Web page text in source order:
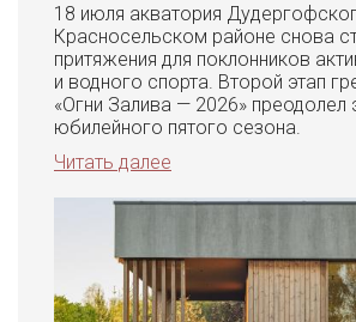
18 июля акватория
Красносельском районе снова
притяжения для поклонников
и водного спорта. Второй этап
«Огни Залива — 2026» преодолел
юбилейного пятого сезона.
Читать далее